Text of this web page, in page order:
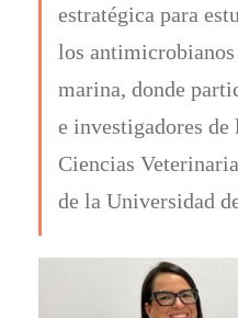
estratégica para
los
marina, donde
e investigadores de
Ciencias
de la Universidad